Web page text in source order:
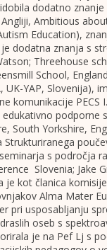
dodatno
Ambitious
Education),
dodatna znanja s
Threehouse
School,
UK-YAP, Slovenija),
komunikacije PECS
edukativno podporne
South Yorkshire,
s področja
Slovenia; Jake
je kot članica
Alma Mater
pri usposabljanju
oseb s
je na Pef Lj s